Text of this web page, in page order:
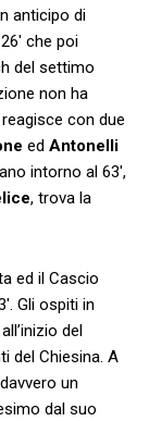
anticipo di
che poi
del settimo
non ha
reagisce con due
ed Antonelli
intorno al 63′,
, trova la
ed il Cascio
Gli ospiti in
del
del Chiesina. A
un
dal suo